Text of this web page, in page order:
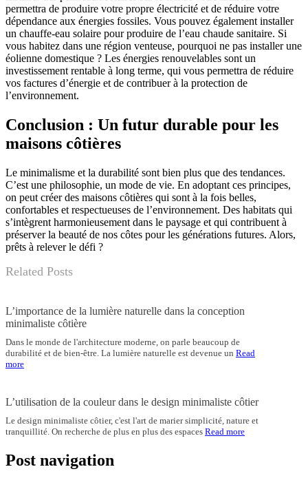
permettra de produire votre propre électricité et de réduire votre
dépendance aux énergies fossiles. Vous pouvez également installer
un chauffe-eau solaire pour produire de l’eau chaude sanitaire. Si
vous habitez dans une région venteuse, pourquoi ne pas installer une
éolienne domestique ? Les énergies renouvelables sont un
investissement rentable à long terme, qui vous permettra de réduire
vos factures d’énergie et de contribuer à la protection de
l’environnement.
Conclusion : Un futur durable pour les
maisons côtières
Le minimalisme et la durabilité sont bien plus que des tendances.
C’est une philosophie, un mode de vie. En adoptant ces principes,
on peut créer des maisons côtières qui sont à la fois belles,
confortables et respectueuses de l’environnement. Des habitats qui
s’intègrent harmonieusement dans le paysage et qui contribuent à
préserver la beauté de nos côtes pour les générations futures. Alors,
prêts à relever le défi ?
Related Posts
L’importance de la lumière naturelle dans la conception
minimaliste côtière
Dans le monde de l'architecture moderne, on parle beaucoup de
durabilité et de bien-être. La lumière naturelle est devenue un Read
more
L’utilisation de la couleur dans le design minimaliste côtier
Le design minimaliste côtier, c'est l'art de marier simplicité, nature et
tranquillité. On recherche de plus en plus des espaces Read more
Post navigation